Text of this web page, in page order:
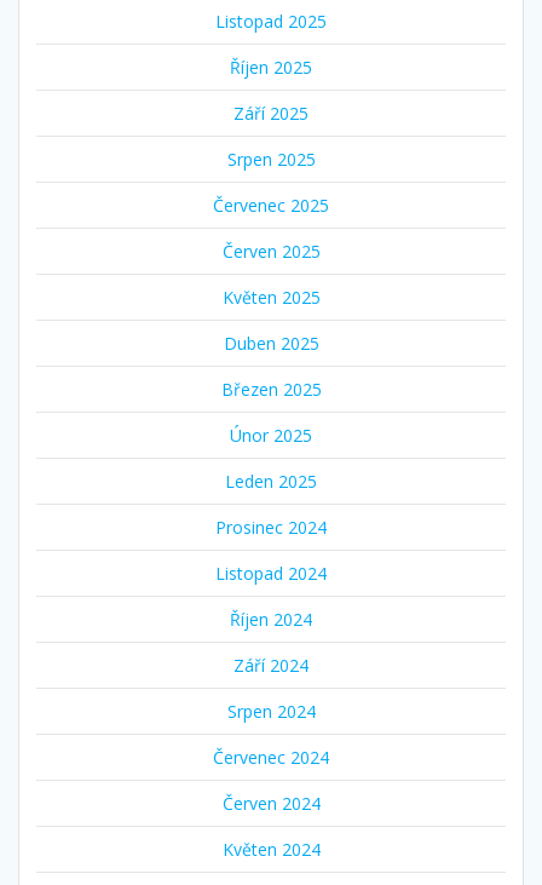
Listopad 2025
Říjen 2025
Září 2025
Srpen 2025
Červenec 2025
Červen 2025
Květen 2025
Duben 2025
Březen 2025
Únor 2025
Leden 2025
Prosinec 2024
Listopad 2024
Říjen 2024
Září 2024
Srpen 2024
Červenec 2024
Červen 2024
Květen 2024